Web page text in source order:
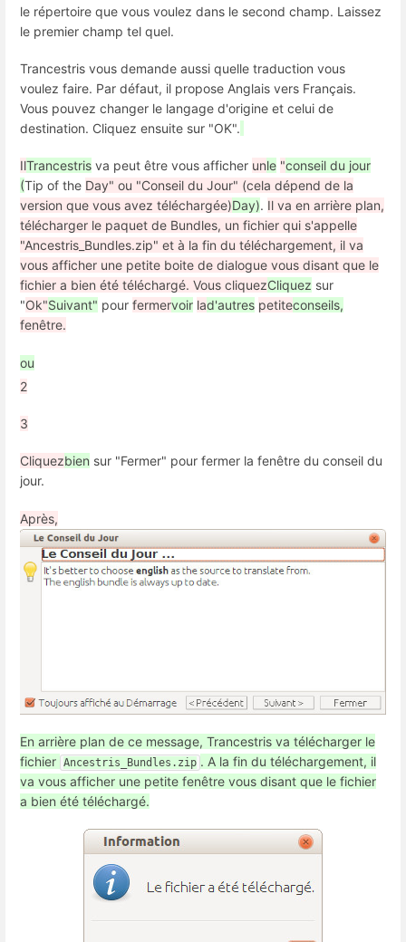
le répertoire que vous voulez dans le second champ. Laissez
le premier champ tel quel.
Trancestris vous demande aussi quelle traduction vous
voulez faire. Par défaut, il propose Anglais vers Français.
Vous pouvez changer le langage d'origine et celui de
destination. Cliquez ensuite sur "OK".
IlTrancestris va peut être vous afficher unle "conseil du jour
(Tip of the Day" ou "Conseil du Jour" (cela dépend de la
version que vous avez téléchargée)Day). Il va en arrière plan,
télécharger le paquet de Bundles, un fichier qui s'appelle
"Ancestris_Bundles.zip" et à la fin du téléchargement, il va
vous afficher une petite boite de dialogue vous disant que le
fichier a bien été téléchargé. Vous cliquezCliquez sur
"Ok"Suivant" pour fermervoir lad'autres petiteconseils,
fenêtre.
ou
2
3
Cliquezbien sur "Fermer" pour fermer la fenêtre du conseil du
jour.
Après,
En arrière plan de ce message, Trancestris va télécharger le
fichier Ancestris_Bundles.zip . A la fin du téléchargement, il
va vous afficher une petite fenêtre vous disant que le fichier
a bien été téléchargé.